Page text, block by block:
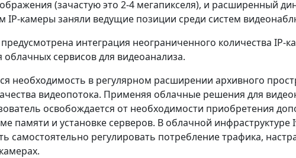
(зачастую это 2-4 мегапикселя), и расширенный
IP-камеры заняли ведущие позиции среди систем
интеграция неограниченного количества IP-
сервисов для видеоанализа.
необходимость в регулярном расширении архивного
видеопотока. Применяя облачные решения для
освобождается от необходимости приобретения
памяти и установке серверов. В облачной инфраструктуре
самостоятельно регулировать потребление трафика,